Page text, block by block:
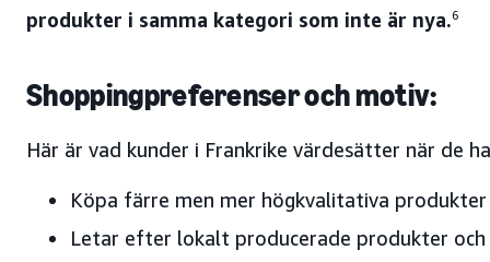
produkter i samma kategori som inte är nya.6
Shoppingpreferenser och motiv:
Här är vad kunder i Frankrike värdesätter när de
Köpa färre men mer högkvalitativa produkter
Letar efter lokalt producerade produkter